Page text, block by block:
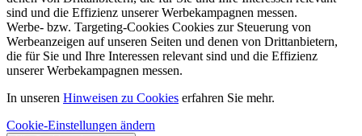
sind und die Effizienz unserer Werbekampagnen messen.
Werbe- bzw. Targeting-Cookies Cookies zur Steuerung von
Werbeanzeigen auf unseren Seiten und denen von Drittanbietern,
die für Sie und Ihre Interessen relevant sind und die Effizienz
unserer Werbekampagnen messen.
In unseren Hinweisen zu Cookies erfahren Sie mehr.
Cookie-Einstellungen ändern